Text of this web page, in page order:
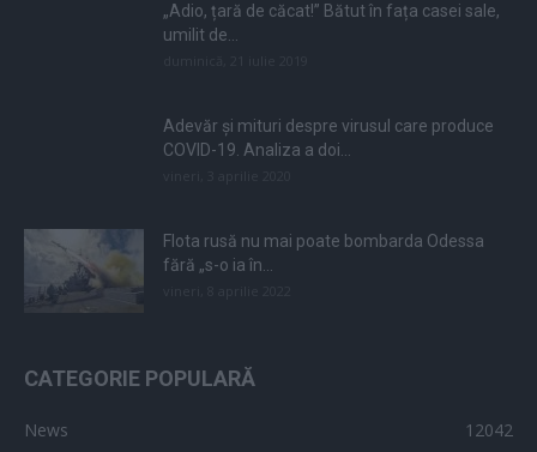
„Adio, țară de căcat!” Bătut în fața casei sale,
umilit de...
Adevăr și mituri despre virusul care produce
COVID-19. Analiza a doi...
Flota rusă nu mai poate bombarda Odessa
fără „s-o ia în...
CATEGORIE POPULARĂ
News
12042